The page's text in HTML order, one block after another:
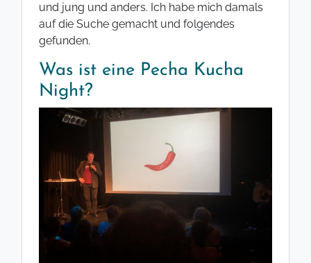
und jung und anders. Ich habe mich damals
auf die Suche gemacht und folgendes
gefunden.
Was ist eine Pecha Kucha
Night?